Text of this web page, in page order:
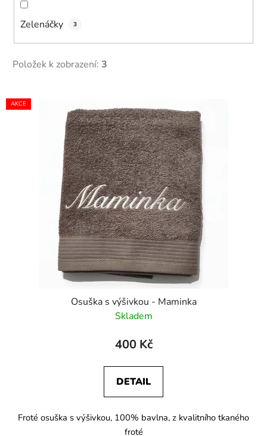
Zelenáčky 3
Položek k zobrazení: 3
V
ý
AKCE
Osuška s výšivkou - Maminka
Skladem
400 Kč
DETAIL
Froté osuška s výšivkou, 100% bavlna, z kvalitního tkaného
froté